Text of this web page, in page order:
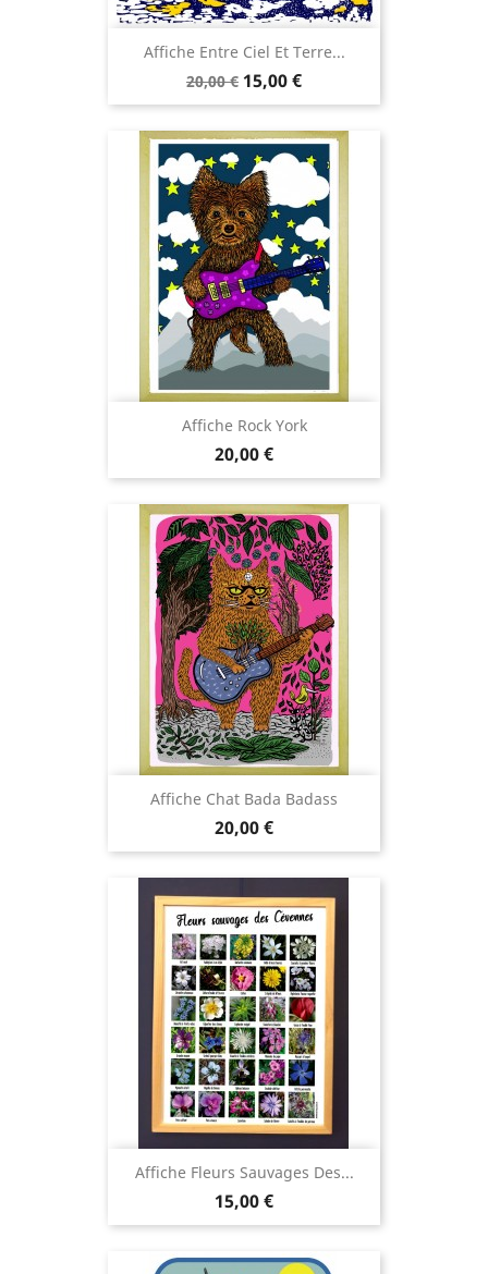
Affiche Entre Ciel Et Terre...
Prix
de
20,00 € Prix
15,00 €
Affiche Rock York
Prix
20,00 €
Affiche Chat Bada Badass
Prix
20,00 €
Affiche Fleurs Sauvages Des...
Prix
15,00 €